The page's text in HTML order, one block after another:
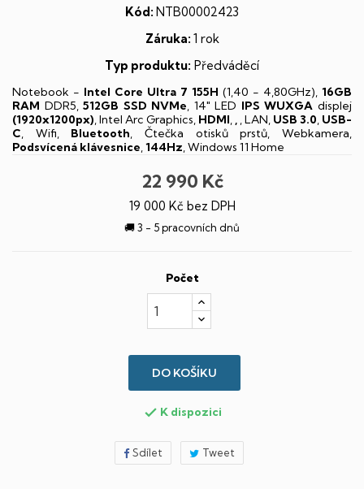
Kód: NTB00002423
Záruka: 1 rok
Typ produktu: Předváděcí
Notebook - Intel Core Ultra 7 155H (1,40 - 4,80GHz), 16GB
RAM DDR5,512GB SSD NVMe, 14" LED IPS WUXGA displej
(1920x1200px), Intel Arc Graphics, HDMI, , , LAN, USB 3.0, USB-
C, Wifi, Bluetooth, Čtečka otisků prstů, Webkamera,
Podsvícená klávesnice,144Hz, Windows 11 Home
22 990 Kč
19 000 Kč bez DPH
🚚 3 - 5 pracovních dnů
Počet
DO KOŠÍKU
 K dispozici
Sdílet Tweet